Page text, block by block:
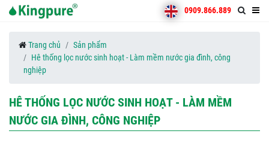
0909.866.889
Trang chủ
Sản phẩm
Hê thống lọc nước sinh hoạt - Làm mềm nước gia đình, công
nghiệp
HÊ THỐNG LỌC NƯỚC SINH HOẠT - LÀM MỀM
NƯỚC GIA ĐÌNH, CÔNG NGHIỆP